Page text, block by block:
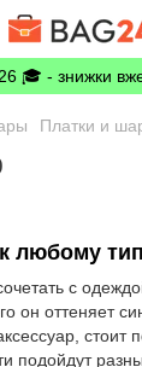
🎓 - знижки
Платки и
любому
с
он оттеняет
стоит
подойдут